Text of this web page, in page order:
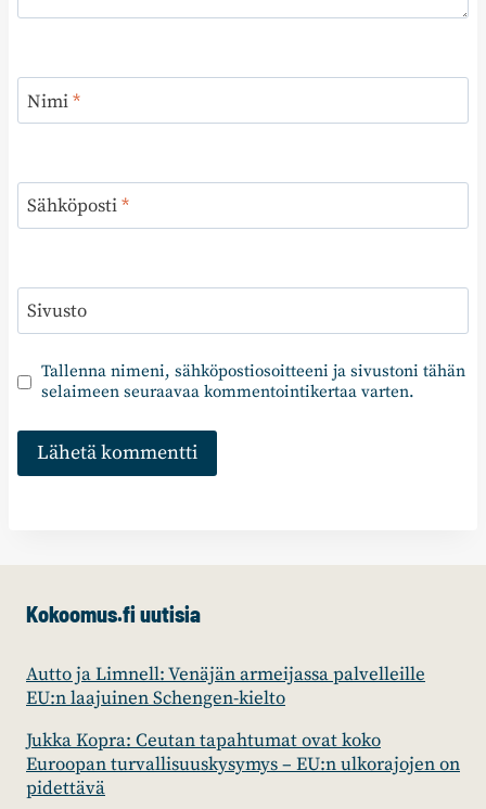
Nimi*
Sähköposti*
Sivusto
Tallenna nimeni, sähköpostiosoitteeni ja sivustoni tähän
selaimeen seuraavaa kommentointikertaa varten.
Kokoomus.fi uutisia
Autto ja Limnell: Venäjän armeijassa palvelleille
EU:n laajuinen Schengen-kielto
Jukka Kopra: Ceutan tapahtumat ovat koko
Euroopan turvallisuuskysymys – EU:n ulkorajojen on
pidettävä